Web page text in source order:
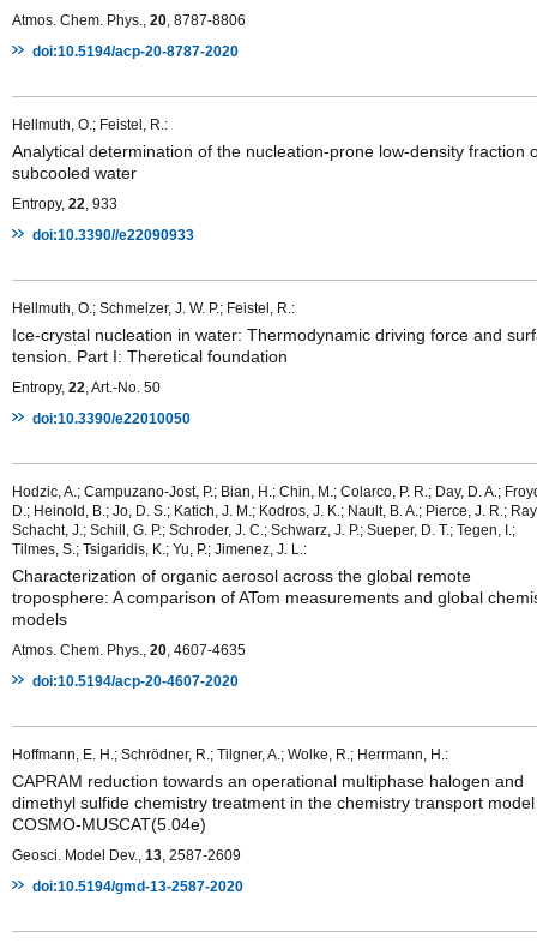
Atmos. Chem. Phys., 20 , 8787-8806
doi:10.5194/acp-20-8787-2020
Hellmuth, O.; Feistel, R.:
Analytical determination of the nucleation-prone low-density fraction
subcooled water
Entropy, 22 , 933
doi:10.3390//e22090933
Hellmuth, O.; Schmelzer, J. W. P.; Feistel, R.:
Ice-crystal nucleation in water: Thermodynamic driving force and
tension. Part I: Theretical foundation
Entropy, 22 , Art.-No. 50
doi:10.3390/e22010050
Hodzic, A.; Campuzano-Jost, P.; Bian, H.; Chin, M.; Colarco, P. R.; Day, D. A.;
D.; Heinold, B.; Jo, D. S.; Katich, J. M.; Kodros, J. K.; Nault, B. A.; Pierce, J. R.;
Schacht, J.; Schill, G. P.; Schroder, J. C.; Schwarz, J. P.; Sueper, D. T.; Tegen, I.;
Tilmes, S.; Tsigaridis, K.; Yu, P.; Jimenez, J. L.:
Characterization of organic aerosol across the global remote
troposphere: A comparison of ATom measurements and global
models
Atmos. Chem. Phys., 20 , 4607-4635
doi:10.5194/acp-20-4607-2020
Hoffmann, E. H.; Schrödner, R.; Tilgner, A.; Wolke, R.; Herrmann, H.:
CAPRAM reduction towards an operational multiphase halogen and
dimethyl sulfide chemistry treatment in the chemistry transport model
COSMO-MUSCAT(5.04e)
Geosci. Model Dev., 13 , 2587-2609
doi:10.5194/gmd-13-2587-2020